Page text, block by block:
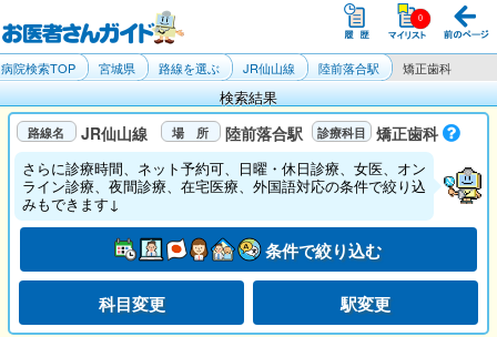
病院検索TOP 宮城県 路線を選ぶ JR仙山線 陸前落合駅 矯正歯科
検索結果
JR仙山線 陸前落合駅 矯正歯科
さらに診療時間、ネット予約可、日曜・休日診療、女医、オン
ライン診療、夜間診療、在宅医療、外国語対応の条件で絞り込
みもできます↓
条件で絞り込む
科目変更 駅変更